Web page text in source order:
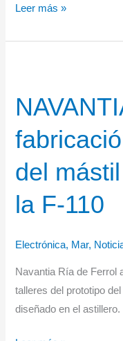
Avanza
edificio
de
de
en
Tierra
para
fragatas
F-
110
Leer más »
del
la F-110
Electrónica, Mar,
Navantia Ría de Ferrol
talleres del prototipo
diseñado en el astillero.